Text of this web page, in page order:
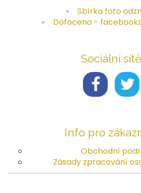
Sbírka foto
Dofoceno -
Sociální sítě
Info pro
Obchodní
Zásady zpracování